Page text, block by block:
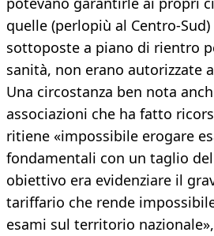
quelle (perlopiù al Centro-
sottoposte a piano di rientro
sanità, non erano autorizzate
Una circostanza ben nota
associazioni che ha fatto
ritiene «impossibile erogare
fondamentali con un taglio
obiettivo era evidenziare il
tariffario che rende
esami sul territorio